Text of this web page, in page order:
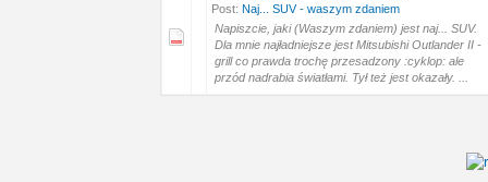
Post: Naj... SUV - waszym zdaniem
Napiszcie, jaki (Waszym zdaniem) jest naj... SUV.
Dla mnie najładniejsze jest Mitsubishi Outlander II -
grill co prawda trochę przesadzony :cyklop: ale
przód nadrabia światłami. Tył też jest okazały. ...